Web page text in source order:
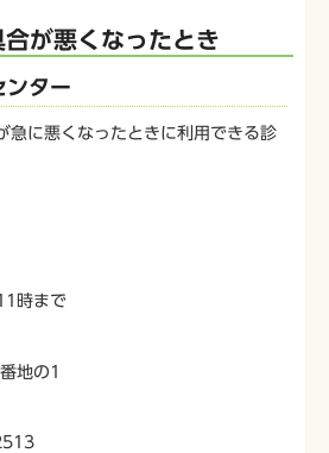
が悪くなったとき
ンター
急に悪くなったときに利用できる診
時まで
地の1